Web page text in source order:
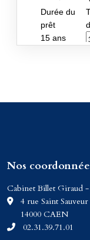
Nos
Cabinet Billet Giraud
4 rue Saint Sauveur
14000 CAEN
02.31.39.71.01